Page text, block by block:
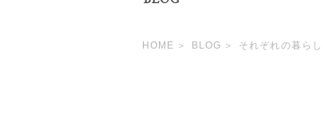
HOME BLOG それぞれの暮らし